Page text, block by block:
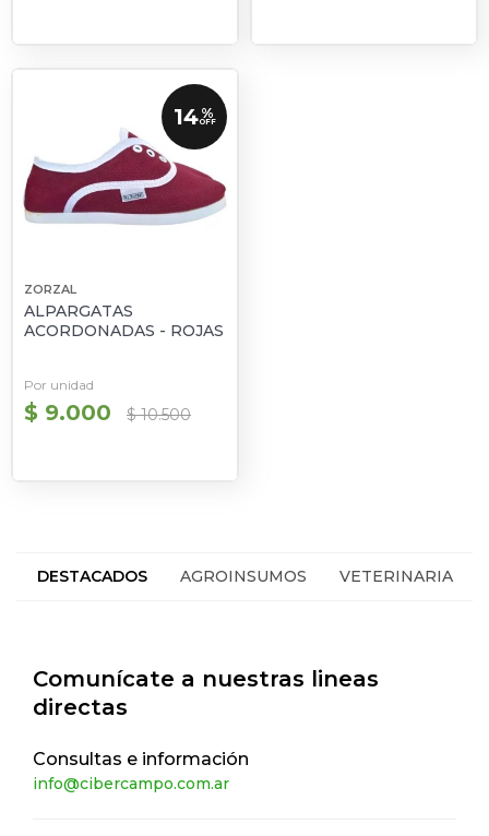
14 %
OFF
ZORZAL
ALPARGATAS
ACORDONADAS - ROJAS
Por unidad
$ 9.000 $ 10.500
DESTACADOS AGROINSUMOS VETERINARIA
Comunícate a nuestras lineas
directas
Consultas e información
info@cibercampo.com.ar